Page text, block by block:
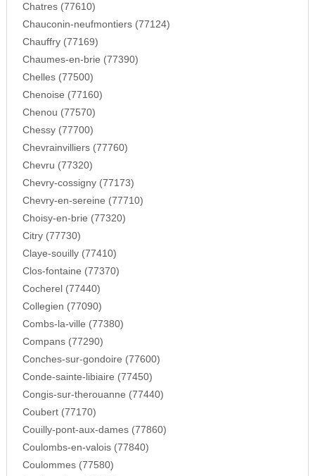
Chatres (77610)
Chauconin-neufmontiers (77124)
Chauffry (77169)
Chaumes-en-brie (77390)
Chelles (77500)
Chenoise (77160)
Chenou (77570)
Chessy (77700)
Chevrainvilliers (77760)
Chevru (77320)
Chevry-cossigny (77173)
Chevry-en-sereine (77710)
Choisy-en-brie (77320)
Citry (77730)
Claye-souilly (77410)
Clos-fontaine (77370)
Cocherel (77440)
Collegien (77090)
Combs-la-ville (77380)
Compans (77290)
Conches-sur-gondoire (77600)
Conde-sainte-libiaire (77450)
Congis-sur-therouanne (77440)
Coubert (77170)
Couilly-pont-aux-dames (77860)
Coulombs-en-valois (77840)
Coulommes (77580)